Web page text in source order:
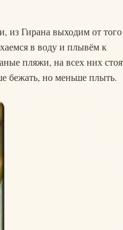
из Гирана выходим от того
в воду и плывём к
пляжи, на всех них
бежать, но меньше плыть.